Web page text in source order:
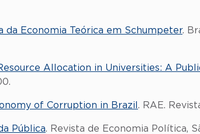
da Economia Teórica em Schumpeter.
Allocation in Universities: A
of Corruption in Brazil . RAE.
Pública. Revista de Economia Política,